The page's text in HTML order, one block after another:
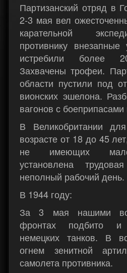
Партизанский отряд в
2-3 мая вел
карательной
противнику
истребили более
Захвачены трофеи.
области пустили под
вионских эшелона.
вагонов с
В Великобритании
возрасте от 18 до 45
не имеющих
установлена
неполный рабочий день.
В 1944 году:
За 3 мая нашими
фронтах подбито и
немецких танков. В
огнем зенитной
самолета противника.